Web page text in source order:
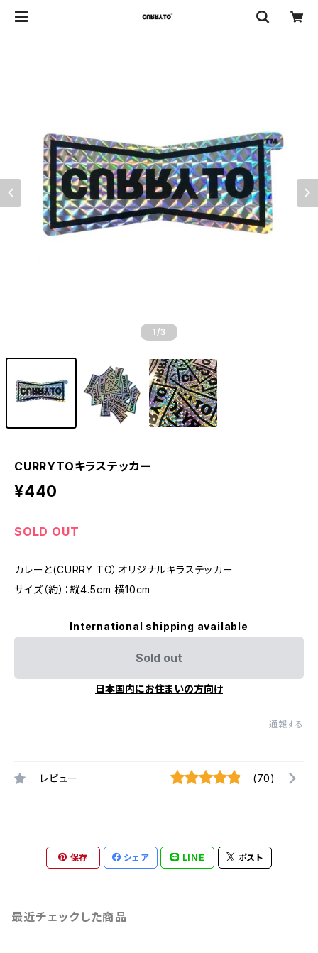
1 /3
CURRYTOキラステッカー
¥440
SOLD OUT
カレーと(CURRY TO）オリジナルキラステッカー
サイズ（約）：縦4.5cm 横10cm
International shipping available
Sold out
日本国内にお住まいの方向け
通報する
レビュー (70)
保存 シェア LINE ポスト
最近チェックした商品